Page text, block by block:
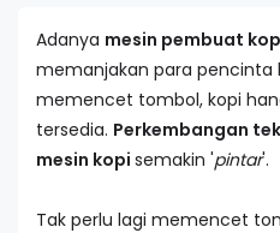
Adanya mesin pembuat
memanjakan para pencinta
memencet tombol, kopi
tersedia. Perkembangan
mesin kopi semakin 'pintar'.
Tak perlu lagi memencet